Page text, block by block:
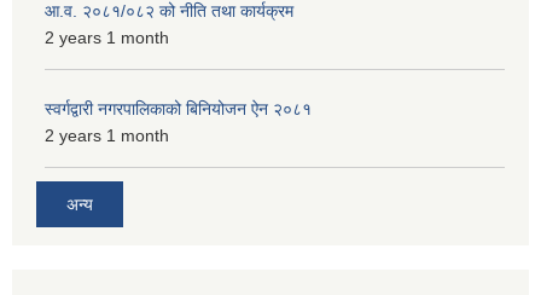
आ.व. २०८१/०८२ को नीति तथा कार्यक्रम
2 years 1 month
स्वर्गद्वारी नगरपालिकाको बिनियोजन ऐन २०८१
2 years 1 month
अन्य